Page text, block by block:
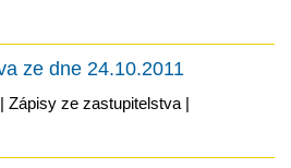
ze dne 24.10.2011
Zápisy ze zastupitelstva |